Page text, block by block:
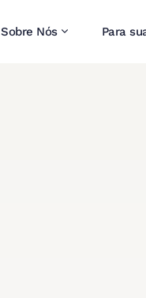
Sobre Nós Para